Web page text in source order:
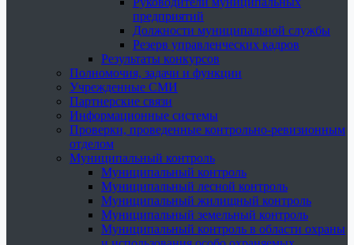
предприятий
Должности муниципальной службы
Резерв управленческих кадров
Результаты конкурсов
Полномочия, задачи и функции
Учрежденные СМИ
Партнерские связи
Информационные системы
Проверки, проведенные контрольно-ревизионным
отделом
Муниципальный контроль
Муниципальный контроль
Муниципальный лесной контроль
Муниципальный жилищный контроль
Муниципальный земельный контроль
Муниципальный контроль в области охраны